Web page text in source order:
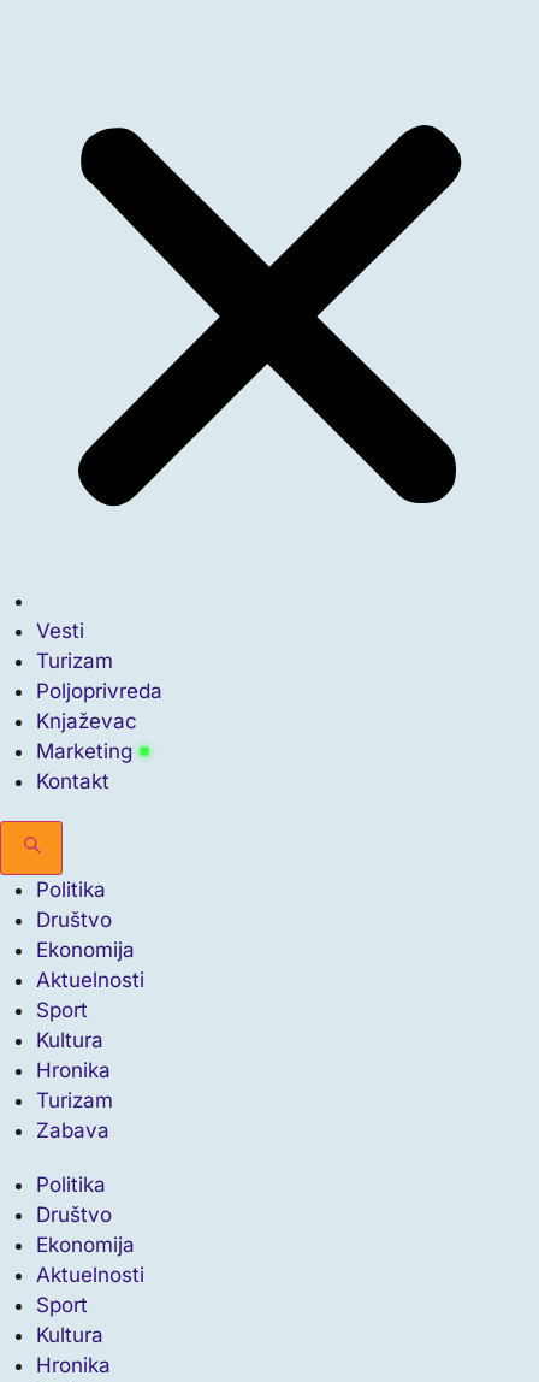
Vesti
Turizam
Poljoprivreda
Knjaževac
Marketing
Kontakt
Politika
Društvo
Ekonomija
Aktuelnosti
Sport
Kultura
Hronika
Turizam
Zabava
Politika
Društvo
Ekonomija
Aktuelnosti
Sport
Kultura
Hronika